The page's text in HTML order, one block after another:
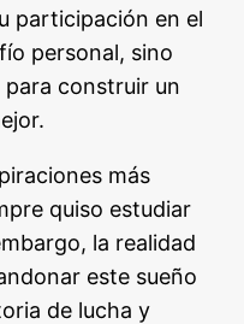
participación en el
personal, sino
construir un
más
quiso estudiar
la realidad
este sueño
de lucha y